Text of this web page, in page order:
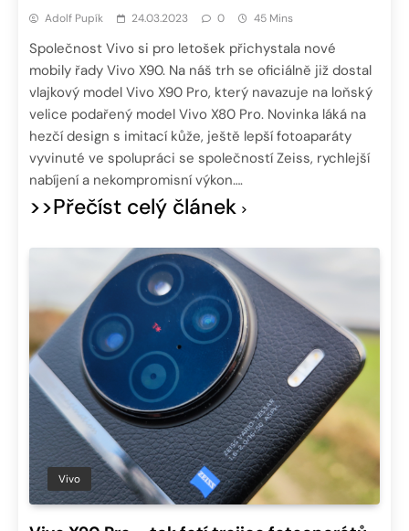
Adolf Pupík 24.03.2023 0 45 Mins
Společnost Vivo si pro letošek přichystala nové
mobily řady Vivo X90. Na náš trh se oficiálně již dostal
vlajkový model Vivo X90 Pro, který navazuje na loňský
velice podařený model Vivo X80 Pro. Novinka láká na
hezčí design s imitací kůže, ještě lepší fotoaparáty
vyvinuté ve spolupráci se společností Zeiss, rychlejší
nabíjení a nekompromisní výkon….
>>Přečíst celý článek
Vivo